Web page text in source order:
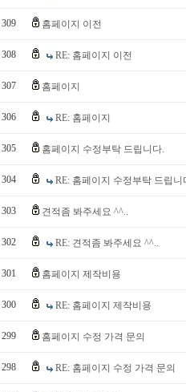
309 홈페이지 이전
308 RE: 홈페이지 이전
307 홈페이지
306 RE: 홈페이지
305 홈페이지 수정부탁 드립니다.
304 RE: 홈페이지 수정부탁 드립니
303 견적좀 봐주세요 ^^..
302 RE: 견적좀 봐주세요 ^^..
301 홈페이지 제작비용
300 RE: 홈페이지 제작비용
299 홈페이지 수정 가격 문의
298 RE: 홈페이지 수정 가격 문의